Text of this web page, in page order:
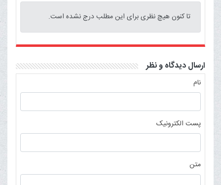
تا کنون هیچ نظری برای این مطلب درج نشده است.
ارسال دیدگاه و نظر
نام
پست الکترونیک
متن